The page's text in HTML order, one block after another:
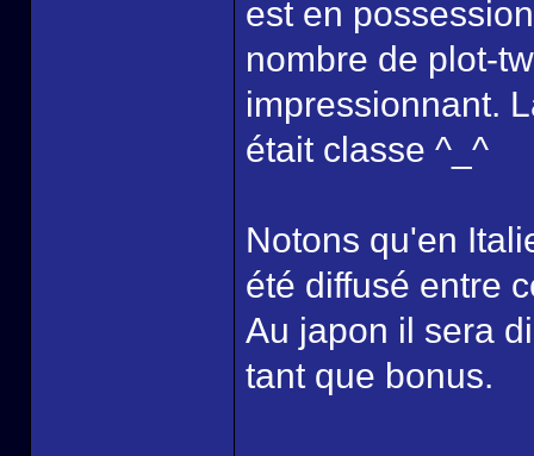
est en
nombre de plot-
impressionnant.
était classe ^_^
Notons qu'en
été diffusé entre
Au japon il sera
tant que bonus.